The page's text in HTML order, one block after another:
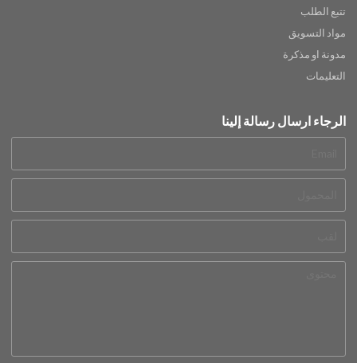
تتبع الطلب
مواد التسويق
مدونة او مذكرة
التعليمات
الرجاء ارسال رسالة إلينا